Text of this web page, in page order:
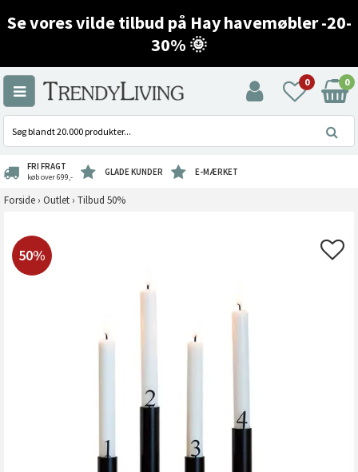
Se vores vilde tilbud på Hay havemøbler -20-
30% 🌞
0 0
FRI FRAGT
køb over 699,- GLADE KUNDER E-MÆRKET
Forside › Outlet › Tilbud 50%
50%